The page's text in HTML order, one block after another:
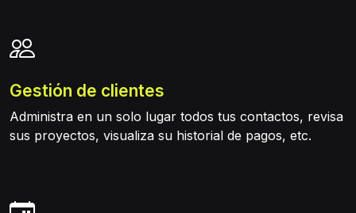
Gestión de clientes
Administra en un solo lugar todos tus contactos, revisa
sus proyectos, visualiza su historial de pagos, etc.